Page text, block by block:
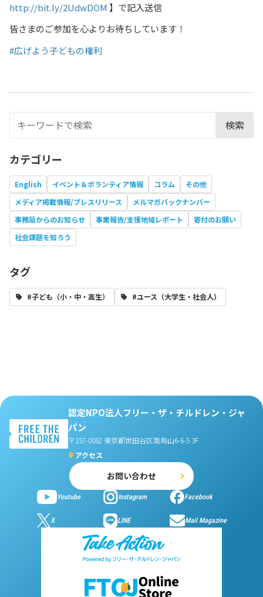
http://bit.ly/2UdwDOM 】で記入送信
皆さまのご参加を心よりお待ちしています！
#広げよう子どもの権利
検索
カテゴリー
English イベント＆ボランティア情報 コラム
その他
メディア掲載情報/プレスリリース
メルマガバックナンバー
事務局からのお知らせ
事業報告/支援地域レポート
寄付のお願い
社会課題を知ろう
タグ
#子ども（小・中・高生） #ユース（大学生・社会人）
認定NPO法人フリー・ザ・チルドレン・ジャ
パン
〒157-0062 東京都世田谷区南烏山6-6-5 3F
アクセス
お問い合わせ
Youtube Instagram Facebook
X LINE Mail Magazine